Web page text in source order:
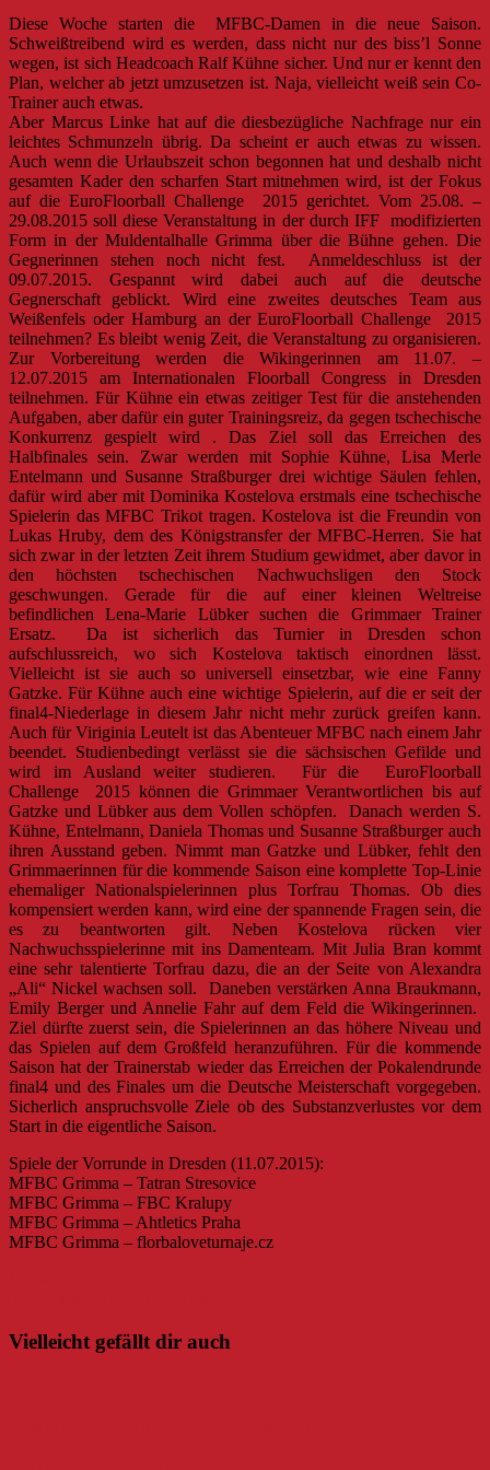
Diese Woche starten die MFBC-Damen in die neue Saison.
Schweißtreibend wird es werden, dass nicht nur des biss’l Sonne
wegen, ist sich Headcoach Ralf Kühne sicher. Und nur er kennt den
Plan, welcher ab jetzt umzusetzen ist. Naja, vielleicht weiß sein Co-
Trainer auch etwas.
Aber Marcus Linke hat auf die diesbezügliche Nachfrage nur ein
leichtes Schmunzeln übrig. Da scheint er auch etwas zu wissen.
Auch wenn die Urlaubszeit schon begonnen hat und deshalb nicht
gesamten Kader den scharfen Start mitnehmen wird, ist der Fokus
auf die EuroFloorball Challenge 2015 gerichtet. Vom 25.08. –
29.08.2015 soll diese Veranstaltung in der durch IFF modifizierten
Form in der Muldentalhalle Grimma über die Bühne gehen. Die
Gegnerinnen stehen noch nicht fest. Anmeldeschluss ist der
09.07.2015. Gespannt wird dabei auch auf die deutsche
Gegnerschaft geblickt. Wird eine zweites deutsches Team aus
Weißenfels oder Hamburg an der EuroFloorball Challenge 2015
teilnehmen? Es bleibt wenig Zeit, die Veranstaltung zu organisieren.
Zur Vorbereitung werden die Wikingerinnen am 11.07. –
12.07.2015 am Internationalen Floorball Congress in Dresden
teilnehmen. Für Kühne ein etwas zeitiger Test für die anstehenden
Aufgaben, aber dafür ein guter Trainingsreiz, da gegen tschechische
Konkurrenz gespielt wird . Das Ziel soll das Erreichen des
Halbfinales sein. Zwar werden mit Sophie Kühne, Lisa Merle
Entelmann und Susanne Straßburger drei wichtige Säulen fehlen,
dafür wird aber mit Dominika Kostelova erstmals eine tschechische
Spielerin das MFBC Trikot tragen. Kostelova ist die Freundin von
Lukas Hruby, dem des Königstransfer der MFBC-Herren. Sie hat
sich zwar in der letzten Zeit ihrem Studium gewidmet, aber davor in
den höchsten tschechischen Nachwuchsligen den Stock
geschwungen. Gerade für die auf einer kleinen Weltreise
befindlichen Lena-Marie Lübker suchen die Grimmaer Trainer
Ersatz. Da ist sicherlich das Turnier in Dresden schon
aufschlussreich, wo sich Kostelova taktisch einordnen lässt.
Vielleicht ist sie auch so universell einsetzbar, wie eine Fanny
Gatzke. Für Kühne auch eine wichtige Spielerin, auf die er seit der
final4-Niederlage in diesem Jahr nicht mehr zurück greifen kann.
Auch für Viriginia Leutelt ist das Abenteuer MFBC nach einem Jahr
beendet. Studienbedingt verlässt sie die sächsischen Gefilde und
wird im Ausland weiter studieren. Für die EuroFloorball
Challenge 2015 können die Grimmaer Verantwortlichen bis auf
Gatzke und Lübker aus dem Vollen schöpfen. Danach werden S.
Kühne, Entelmann, Daniela Thomas und Susanne Straßburger auch
ihren Ausstand geben. Nimmt man Gatzke und Lübker, fehlt den
Grimmaerinnen für die kommende Saison eine komplette Top-Linie
ehemaliger Nationalspielerinnen plus Torfrau Thomas. Ob dies
kompensiert werden kann, wird eine der spannende Fragen sein, die
es zu beantworten gilt. Neben Kostelova rücken vier
Nachwuchsspielerinne mit ins Damenteam. Mit Julia Bran kommt
eine sehr talentierte Torfrau dazu, die an der Seite von Alexandra
„Ali“ Nickel wachsen soll. Daneben verstärken Anna Braukmann,
Emily Berger und Annelie Fahr auf dem Feld die Wikingerinnen.
Ziel dürfte zuerst sein, die Spielerinnen an das höhere Niveau und
das Spielen auf dem Großfeld heranzuführen. Für die kommende
Saison hat der Trainerstab wieder das Erreichen der Pokalendrunde
final4 und des Finales um die Deutsche Meisterschaft vorgegeben.
Sicherlich anspruchsvolle Ziele ob des Substanzverlustes vor dem
Start in die eigentliche Saison.
Spiele der Vorrunde in Dresden (11.07.2015):
MFBC Grimma – Tatran Stresovice
MFBC Grimma – FBC Kralupy
MFBC Grimma – Ahtletics Praha
MFBC Grimma – florbaloveturnaje.cz
Vielleicht gefällt dir auch